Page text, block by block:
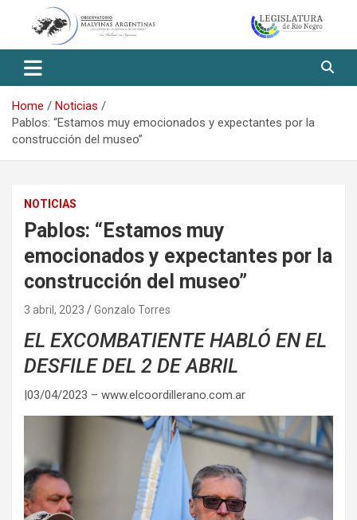
Observatorio Malvinas – Río
Negro
Home
Noticias
Pablos: “Estamos muy emocionados y expectantes por la
construcción del museo”
NOTICIAS
Pablos: “Estamos muy
emocionados y expectantes por la
construcción del museo”
3 abril, 2023 Gonzalo Torres
EL EXCOMBATIENTE HABLÓ EN EL
DESFILE DEL 2 DE ABRIL
|03/04/2023 – www.elcoordillerano.com.ar